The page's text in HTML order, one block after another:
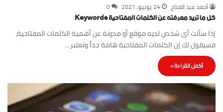
أحمد عبد الفتاح 24 يونيو، 2021 0
كل ما تريد معرفته عن الكلمات المفتاحية Keywords
إذا سألت أى شخص لديه موقع أو مدونة عن أهمية الكلمات المفتاحية،
فسيقول لك إن الكلمات المفتاحية هامة جداََ وتعتبر…
أكمل القراءة »